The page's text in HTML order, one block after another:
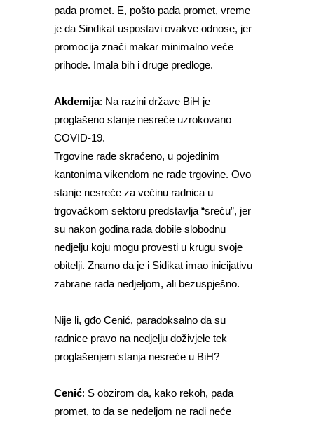
pada promet. E, pošto pada promet, vreme
je da Sindikat uspostavi ovakve odnose, jer
promocija znači makar minimalno veće
prihode. Imala bih i druge predloge.
Akdemija: Na razini države BiH je
proglašeno stanje nesreće uzrokovano
COVID-19.
Trgovine rade skraćeno, u pojedinim
kantonima vikendom ne rade trgovine. Ovo
stanje nesreće za većinu radnica u
trgovačkom sektoru predstavlja “sreću”, jer
su nakon godina rada dobile slobodnu
nedjelju koju mogu provesti u krugu svoje
obitelji. Znamo da je i Sidikat imao inicijativu
zabrane rada nedjeljom, ali bezuspješno.
Nije li, gđo Cenić, paradoksalno da su
radnice pravo na nedjelju doživjele tek
proglašenjem stanja nesreće u BiH?
Cenić: S obzirom da, kako rekoh, pada
promet, to da se nedeljom ne radi neće